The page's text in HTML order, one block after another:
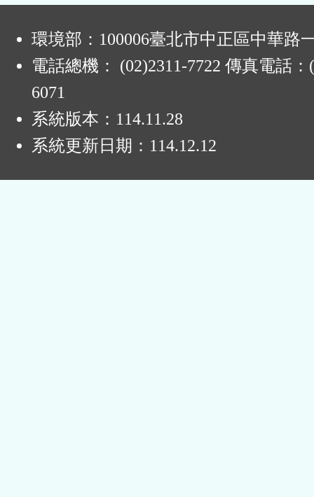
環境部：100006臺北市中正區中華路
電話總機： (02)2311-7722 傳真電話：
6071
系統版本： 114.11.28
系統更新日期： 114.12.12